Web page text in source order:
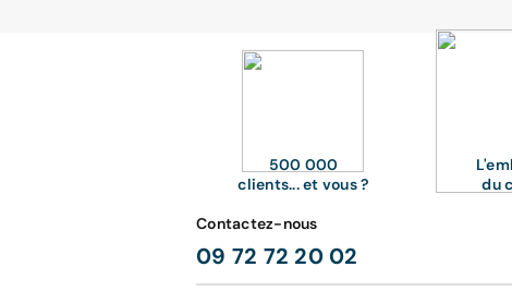
500 000
clients... et vous ?
du
Contactez-nous
09 72 72 20 02